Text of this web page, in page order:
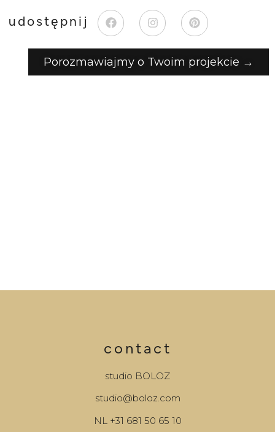
udostępnij
Porozmawiajmy o Twoim projekcie →
contact
studio BOLOZ
studio@boloz.com
NL +31 681 50 65 10